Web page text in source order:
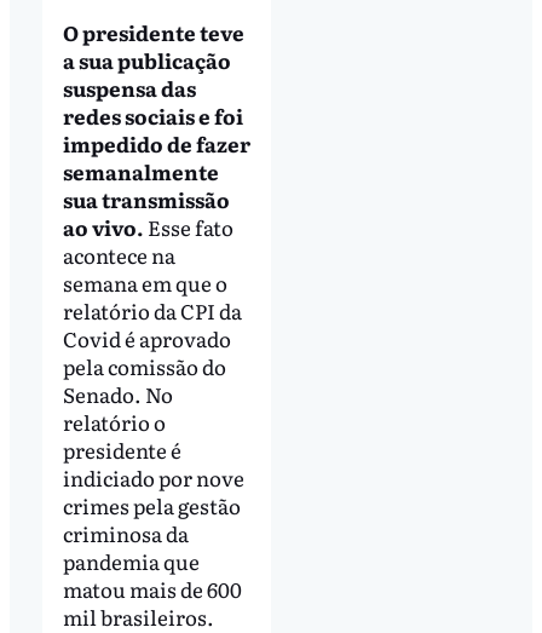
O presidente teve
a sua publicação
suspensa das
redes sociais e foi
impedido de fazer
semanalmente
sua transmissão
ao vivo. Esse fato
acontece na
semana em que o
relatório da CPI da
Covid é aprovado
pela comissão do
Senado. No
relatório o
presidente é
indiciado por nove
crimes pela gestão
criminosa da
pandemia que
matou mais de 600
mil brasileiros.